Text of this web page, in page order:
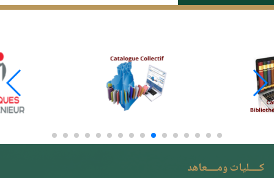
كــــليات ومــــعاهد